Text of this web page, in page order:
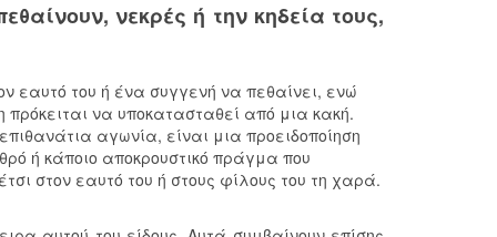
νεκρές ή την κηδεία τους,
εαυτό του ή ένα συγγενή να πεθαίνει, ενώ
πρόκειται να υποκατασταθεί από μια κακή.
αγωνία, είναι μια προειδοποίηση
ή κάποιο αποκρουστικό πράγμα που
στον εαυτό του ή στους φίλους του τη χαρά.